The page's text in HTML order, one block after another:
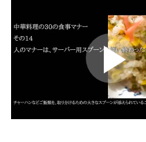
いらいらし
プラス思考
ポジティ
ポジティブ
ストレス対
人生、な
気楽に生きる